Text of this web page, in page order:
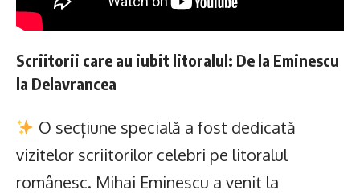
Scriitorii care au iubit litoralul: De la Eminescu
la Delavrancea
O secțiune specială a fost dedicată
vizitelor scriitorilor celebri pe litoralul
românesc. Mihai Eminescu a venit la